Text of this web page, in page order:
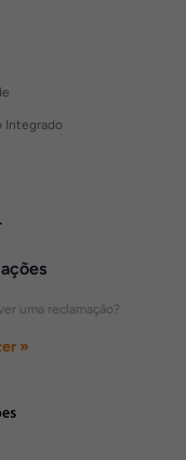
Integrado
uma reclamação?
»